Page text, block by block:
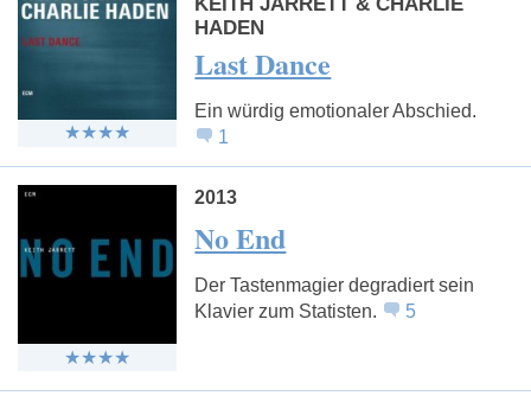
HADEN
Last Dance
Ein würdig emotionaler Abschied.
1
2013
No End
Der Tastenmagier degradiert sein
Klavier zum Statisten.
5